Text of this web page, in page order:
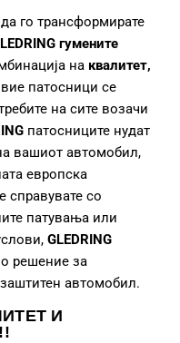
го трансформирате
гумените
на квалитет,
патосници се
на сите возачи
патосниците нудат
вашиот автомобил,
европска
справувате со
патувања или
GLEDRING
решение за
автомобил.
И